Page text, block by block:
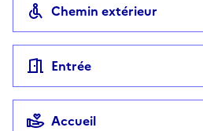
Chemin extérieur
Entrée
Accueil